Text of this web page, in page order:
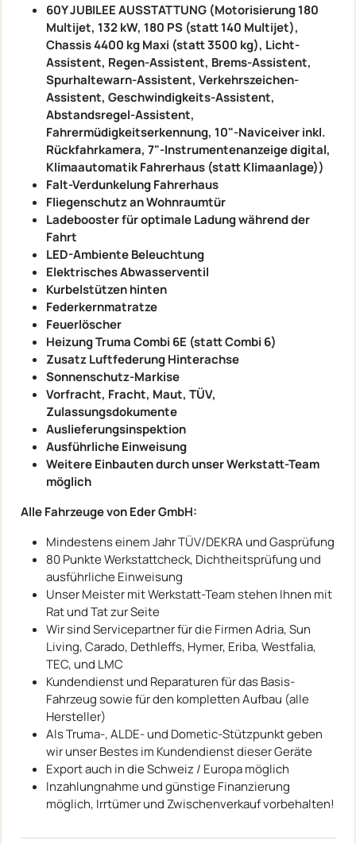
60Y JUBILEE AUSSTATTUNG (Motorisierung 180
Multijet, 132 kW, 180 PS (statt 140 Multijet),
Chassis 4400 kg Maxi (statt 3500 kg), Licht-
Assistent, Regen-Assistent, Brems-Assistent,
Spurhaltewarn-Assistent, Verkehrszeichen-
Assistent, Geschwindigkeits-Assistent,
Abstandsregel-Assistent,
Fahrermüdigkeitserkennung, 10"-Naviceiver inkl.
Rückfahrkamera, 7"-Instrumentenanzeige digital,
Klimaautomatik Fahrerhaus (statt Klimaanlage))
Falt-Verdunkelung Fahrerhaus
Fliegenschutz an Wohnraumtür
Ladebooster für optimale Ladung während der
Fahrt
LED-Ambiente Beleuchtung
Elektrisches Abwasserventil
Kurbelstützen hinten
Federkernmatratze
Feuerlöscher
Heizung Truma Combi 6E (statt Combi 6)
Zusatz Luftfederung Hinterachse
Sonnenschutz-Markise
Vorfracht, Fracht, Maut, TÜV,
Zulassungsdokumente
Auslieferungsinspektion
Ausführliche Einweisung
Weitere Einbauten durch unser Werkstatt-Team
möglich
Alle Fahrzeuge von Eder GmbH:
Mindestens einem Jahr TÜV/DEKRA und Gasprüfung
80 Punkte Werkstattcheck, Dichtheitsprüfung und
ausführliche Einweisung
Unser Meister mit Werkstatt-Team stehen Ihnen mit
Rat und Tat zur Seite
Wir sind Servicepartner für die Firmen Adria, Sun
Living, Carado, Dethleffs, Hymer, Eriba, Westfalia,
TEC, und LMC
Kundendienst und Reparaturen für das Basis-
Fahrzeug sowie für den kompletten Aufbau (alle
Hersteller)
Als Truma-, ALDE- und Dometic-Stützpunkt geben
wir unser Bestes im Kundendienst dieser Geräte
Export auch in die Schweiz / Europa möglich
Inzahlungnahme und günstige Finanzierung
möglich, Irrtümer und Zwischenverkauf vorbehalten!